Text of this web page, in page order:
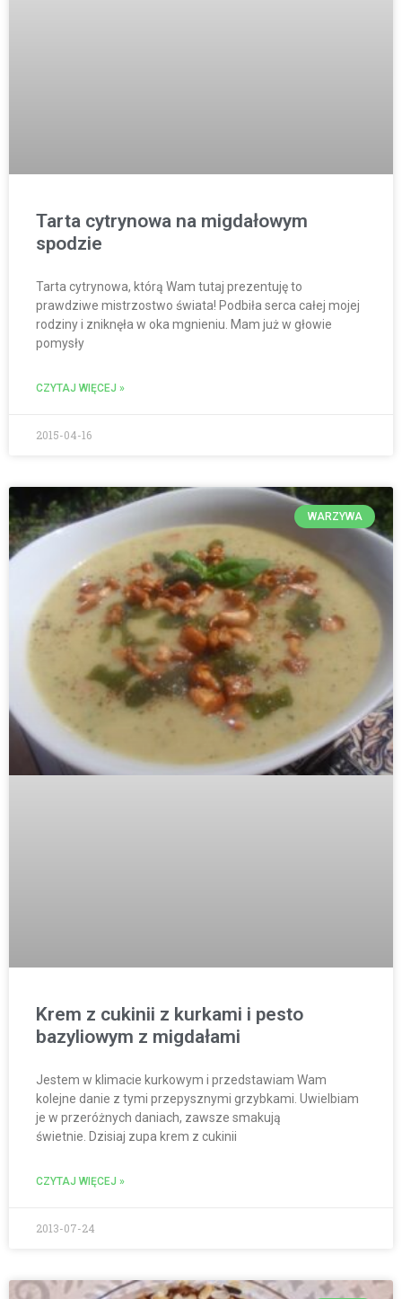
Tarta cytrynowa na migdałowym
spodzie
Tarta cytrynowa, którą Wam tutaj prezentuję to
prawdziwe mistrzostwo świata! Podbiła serca całej mojej
rodziny i zniknęła w oka mgnieniu. Mam już w głowie
pomysły
CZYTAJ WIĘCEJ »
2015-04-16
WARZYWA
Krem z cukinii z kurkami i pesto
bazyliowym z migdałami
Jestem w klimacie kurkowym i przedstawiam Wam
kolejne danie z tymi przepysznymi grzybkami. Uwielbiam
je w przeróżnych daniach, zawsze smakują
świetnie. Dzisiaj zupa krem z cukinii
CZYTAJ WIĘCEJ »
2013-07-24